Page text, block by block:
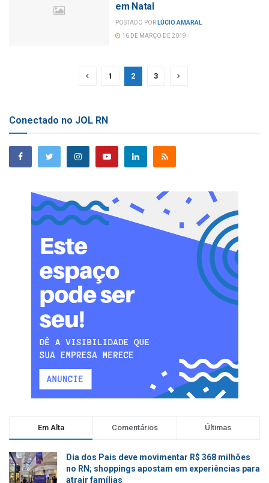
em Natal
POSTADO POR LÚCIO AMARAL
16 DE MARÇO DE 2019
1 2 3
Conectado no JOL RN
Em Alta Comentários Últimas
Dia dos Pais deve movimentar R$ 368 milhões
no RN; shoppings apostam em experiências para
atrair famílias